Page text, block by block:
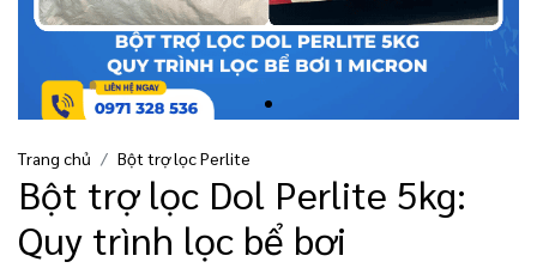
Trang chủ Bột trợ lọc Perlite
Bột trợ lọc Dol Perlite 5kg:
Quy trình lọc bể bơi